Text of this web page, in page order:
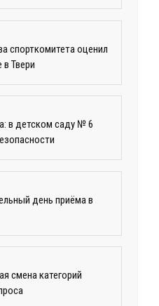
спорткомитета оценил
Твери
в детском саду № 6
день приёма в
смена категорий